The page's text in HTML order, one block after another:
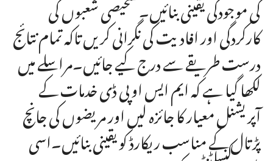
کی موجودگی یقینی بنائیں۔تشخیصی شعبوں کی
کارکردگی اور افادیت کی نگرانی کریں تاکہ تمام نتائج
درست طریقے سے درج کیے جائیں۔مراسلے میں
لکھا گیا ہے کہ ایم ایس او پی ڈی خدمات کے
آپریشنل معیار کا جائزہ لیں اور مریضوں کی جانچ
پڑتال کے مناسب ریکارڈ کو یقینی بنائیں۔اسی